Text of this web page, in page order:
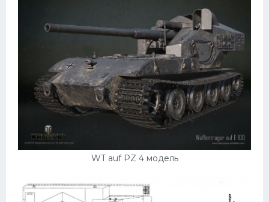
WT auf PZ 4 модель